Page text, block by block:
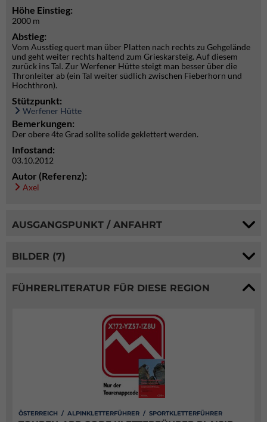
Höhe Einstieg:
2000 m
Abstieg:
Vom Ausstieg quert man über Platten nach rechts zu Gehgelände
und geht weiter rechts haltend zum Grieskarsteig. Auf diesem
zurück ins Tal. Zur Werfener Hütte steigt man besser über die
Thronleiter ab (ein Tal weiter südlich zwischen Fieberhorn und
Hochthron).
Stützpunkt:
Werfener Hütte
Bemerkungen:
Der obere 4te Grad sollte solide geklettert werden.
Infostand:
03.10.2012
Autor (Referenz):
Axel
AUSGANGSPUNKT / ANFAHRT
BILDER (7)
FÜHRERLITERATUR FÜR DIESE REGION
ÖSTERREICH / ALPINKLETTERFÜHRER / SPORTKLETTERFÜHRER